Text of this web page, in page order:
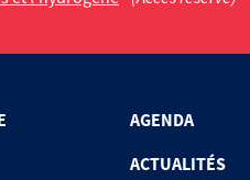
AGENDA
ACTUALITÉS